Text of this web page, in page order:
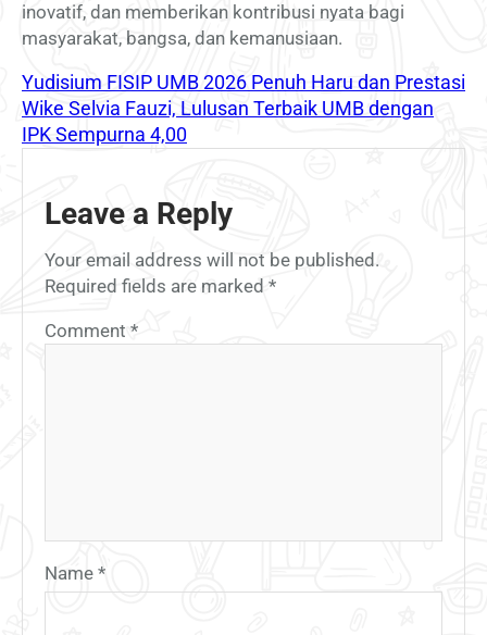
inovatif, dan memberikan kontribusi nyata bagi
masyarakat, bangsa, dan kemanusiaan.
Yudisium FISIP UMB 2026 Penuh Haru dan Prestasi
Wike Selvia Fauzi, Lulusan Terbaik UMB dengan
IPK Sempurna 4,00
Leave a Reply
Your email address will not be published.
Required fields are marked *
Comment *
Name *